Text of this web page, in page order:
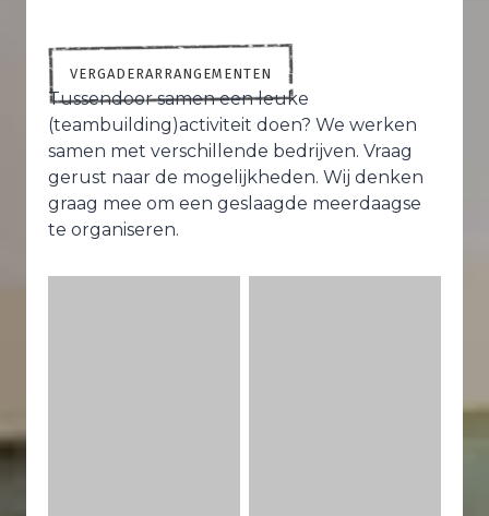
VERGADERARRANGEMENTEN
Tussendoor samen een leuke
(teambuilding)activiteit doen? We werken
samen met verschillende bedrijven. Vraag
gerust naar de mogelijkheden. Wij denken
graag mee om een geslaagde meerdaagse
te organiseren.